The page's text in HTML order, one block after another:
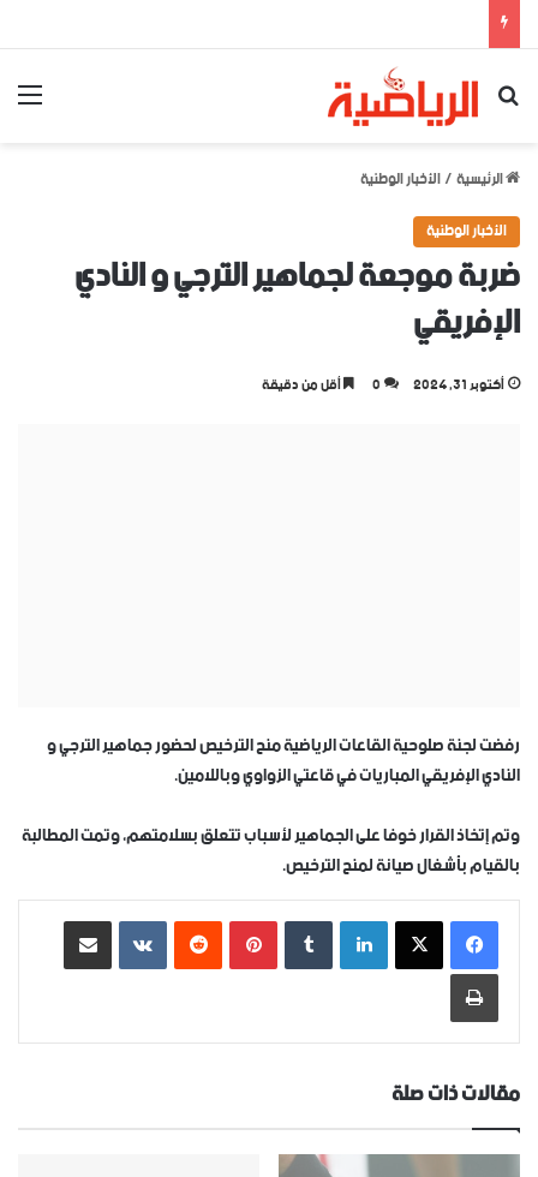
بحث عن
الرئيسية/الأخبار الوطنية
الأخبار الوطنية
ضربة موجعة لجماهير الترجي و النادي
الإفريقي
أكتوبر 31, 2024 0 أقل من دقيقة
رفضت لجنة صلوحية القاعات الرياضية منح الترخيص لحضور جماهير الترجي و
النادي الإفريقي المباريات في قاعتي الزواوي وباللامين.
وتم إتخاذ القرار خوفا على الجماهير لأسباب تتعلق بسلامتهم، وتمت المطالبة
بالقيام بأشغال صيانة لمنح الترخيص.
لينكدإن بينتيريست
مشاركة عبر البريد
طباعة
مقالات ذات صلة